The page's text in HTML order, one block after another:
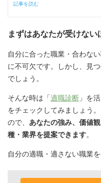
記事を読む
まずはあなたが受けな
自分に合った職業・合わな
に不可欠です。しかし、見
でしょう。
そんな時は「適職診断 」を
をチェックしてみましょう。
ので、 あなたの強み、価値
種・業界を提案できます。
自分の適職・適さない職業